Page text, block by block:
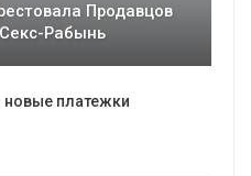
Продавцов
Рабынь
новые платежки